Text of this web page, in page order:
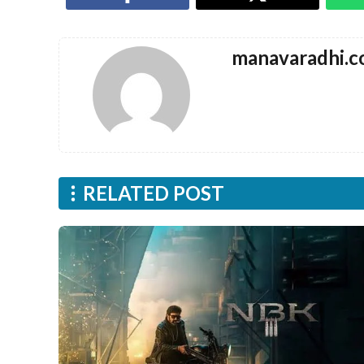
RELATED POST